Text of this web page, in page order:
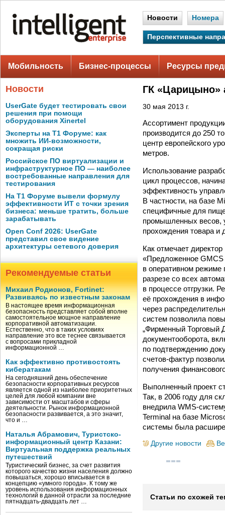
Новости Номера
Перспективные
Мобильность Бизнес-процессы Ресурсы
Новости
UserGate будет тестировать свои
решения при помощи
оборудования Xinertel
Эксперты на Т1 Форуме: как
множить ИИ-возможности,
сокращая риски
Российское ПО виртуализации и
инфраструктурное ПО — наиболее
востребованные направления для
тестирования
На Т1 Форуме вывели формулу
эффективности ИТ с точки зрения
бизнеса: меньше тратить, больше
зарабатывать
Open Conf 2026: UserGate
представил свое видение
архитектуры сетевого доверия
Рекомендуемые статьи
Михаил Родионов, Fortinet:
Развиваясь по известным законам
В настоящее время информационная
безопасность представляет собой вполне
самостоятельное мощное направление
корпоративной автоматизации.
Естественно, что в таких условиях
направление это все теснее связывается
с вопросами прикладной
информационной …
Как эффективно противостоять
кибератакам
На сегодняшний день обеспечение
безопасности корпоративных ресурсов
является одной из наиболее приоритетных
целей для любой компании вне
зависимости от масштабов и сферы
деятельности. Рынок информационной
безопасности развивается, а это значит,
что и …
Наталья Абрамович, Туристско-
информационный центр Казани:
Виртуальная поддержка реальных
путешествий
Туристический бизнес, за счет развития
которого качество жизни населения должно
повышаться, хорошо вписывается в
концепцию «умного города». К тому же
уровень использования информационных
технологий в данной отрасли за последние
пятнадцать-двадцать лет …
ГК «Царицыно»
30 мая 2013 г.
Ассортимент
производится до 250
центр европейского
метров.
Использование
цикл процессов,
эффективность
В частности, на базе
специфичные для
промышленных весов,
прохождения товара и
Как отмечает
«Предложенное GMCS
в оперативном режиме
разрезе со всех
в процессе отгрузки.
её прохождения в
через
систем позволила
„Фирменный Торговый
документооборота,
по подтверждению
счетов-фактур
получения
Выполненный проект
Так, в 2006 году для
внедрила WMS-
Terminal на базе
системы была
Другие новости
Статьи по схожей